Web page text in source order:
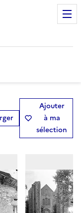
Ajouter
à ma
sélection